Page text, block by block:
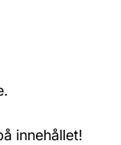
innehållet!